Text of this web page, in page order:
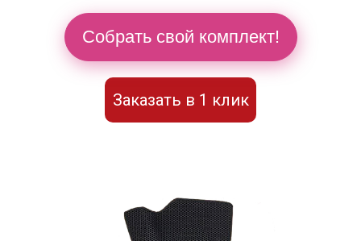
Собрать свой комплект!
Заказать в 1 клик